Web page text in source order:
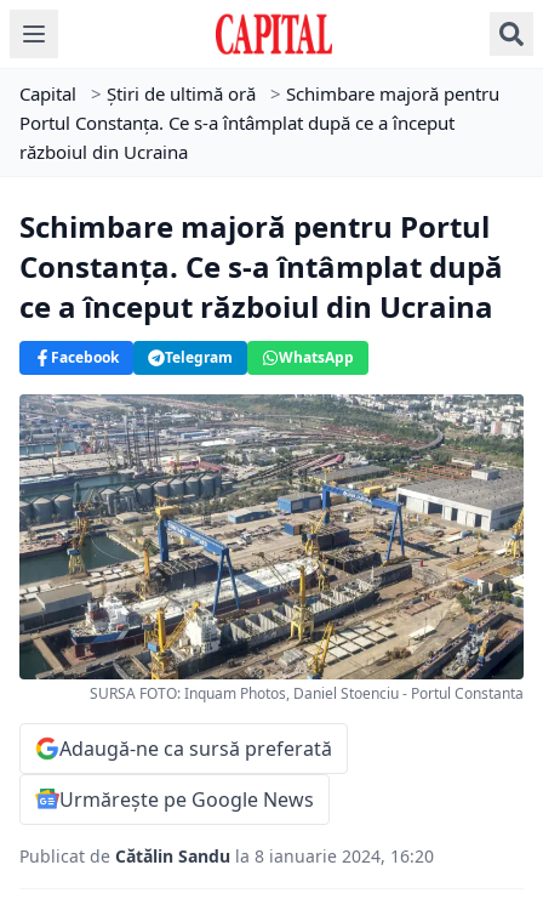
Capital > Știri de ultimă oră > Schimbare majoră pentru
Portul Constanța. Ce s-a întâmplat după ce a început
războiul din Ucraina
Schimbare majoră pentru Portul
Constanța. Ce s-a întâmplat după
ce a început războiul din Ucraina
Facebook Telegram WhatsApp
SURSA FOTO: Inquam Photos, Daniel Stoenciu - Portul Constanta
Adaugă-ne ca sursă preferată
Urmărește pe Google News
Publicat de Cătălin Sandu la 8 ianuarie 2024, 16:20